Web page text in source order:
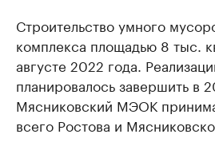
Строительство умного
комплекса площадью 8 тыс.
августе 2022 года.
планировалось завершить в
Мясниковский МЭОК
всего Ростова и